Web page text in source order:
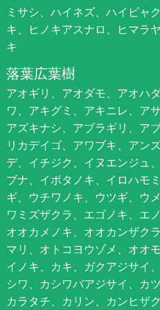
ミサシ、ハイネズ、ハイビャ
キ、ヒノキアスナロ、ヒマラ
キ
落葉広葉樹
アオギリ、アオダモ、アオハ
ワ、アキグミ、アキニレ、ア
アズキナシ、アブラギリ、ア
リカデイゴ、アワブキ、アン
デ、イチジク、イヌエンジュ
ブナ、イボタノキ、イロハモ
ギ、ウチワノキ、ウツギ、ウ
ワミズザクラ、エゴノキ、エ
オオカメノキ、オオカンザク
マリ、オトコヨウゾメ、オオ
イノキ、カキ、ガクアジサイ
シワ、カシワバアジサイ、カ
カラタチ、カリン、カンヒザ